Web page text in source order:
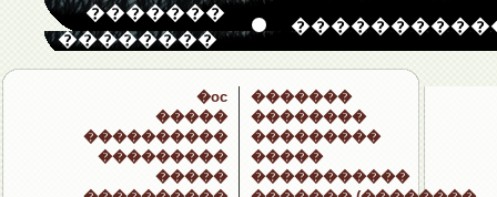
�������
��������
�oc
�����
����������
���������
�����
�������
��������
���������
�����
�����������